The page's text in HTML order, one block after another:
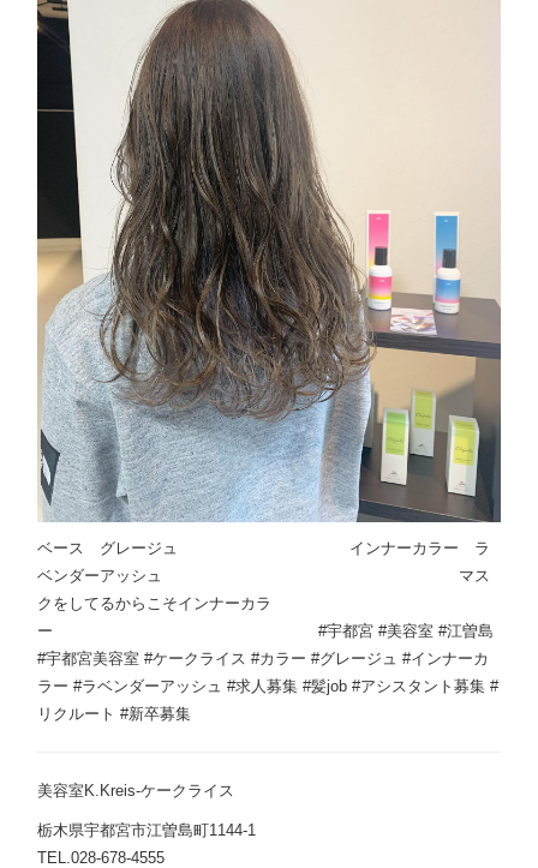
ベース グレージュ インナーカラー ラ
ベンダーアッシュ マス
クをしてるからこそインナーカラ
ー #宇都宮 #美容室 #江曽島
#宇都宮美容室 #ケークライス #カラー #グレージュ #インナーカ
ラー #ラベンダーアッシュ #求人募集 #髪job #アシスタント募集 #
リクルート #新卒募集
美容室K.Kreis-ケークライス
栃木県宇都宮市江曽島町1144-1
TEL.028-678-4555